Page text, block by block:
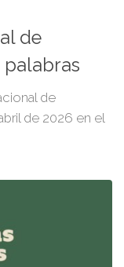
de
palabras
de
de 2026 en el